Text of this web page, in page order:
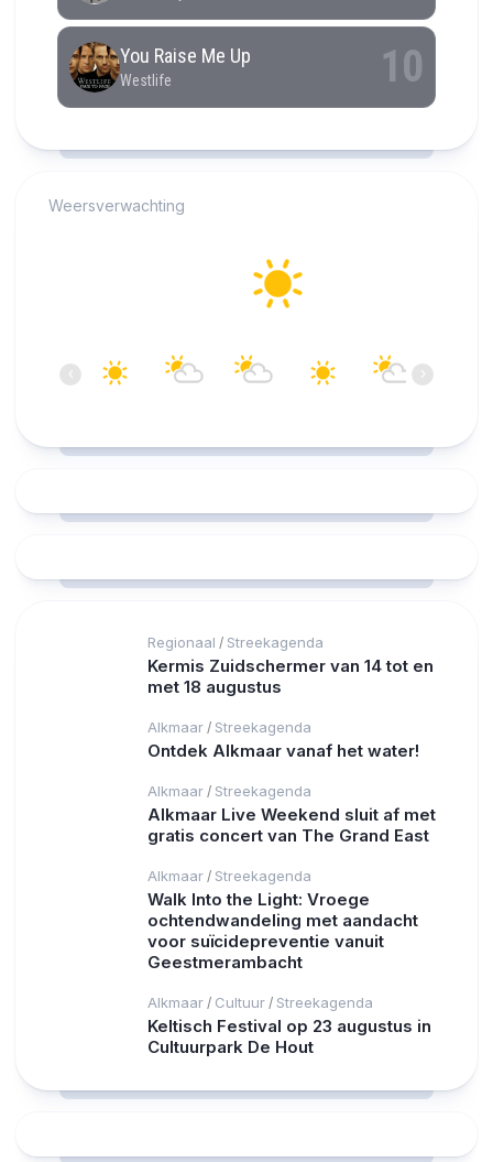
Weersverwachting
‹ ›
Regionaal / Streekagenda
Kermis Zuidschermer van 14 tot en
met 18 augustus
Alkmaar / Streekagenda
Ontdek Alkmaar vanaf het water!
Alkmaar / Streekagenda
Alkmaar Live Weekend sluit af met
gratis concert van The Grand East
Alkmaar / Streekagenda
Walk Into the Light: Vroege
ochtendwandeling met aandacht
voor suïcidepreventie vanuit
Geestmerambacht
Alkmaar / Cultuur / Streekagenda
Keltisch Festival op 23 augustus in
Cultuurpark De Hout